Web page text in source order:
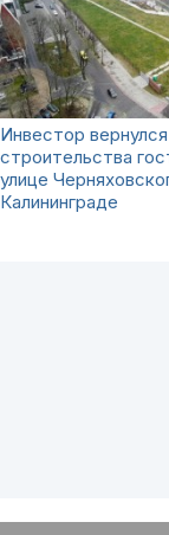
Инвестор
строительства
улице
Калининграде